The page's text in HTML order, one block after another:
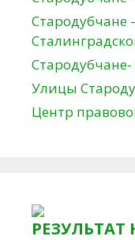
Стародубчане
Улицы
Центр